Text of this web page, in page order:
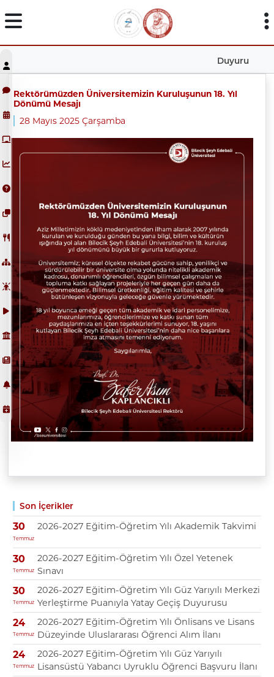
Duyuru
Son İçerikler
30
Temmuz
2026-2027 Eğitim-Öğretim Yılı Akademik Takvimi
30
Temmuz
2026-2027 Eğitim-Öğretim Yılı Özel Yetenek
Sınavı
30
Temmuz
2026-2027 Eğitim-Öğretim Yılı Güz Yarıyılı Merkezi
Yerleştirme Puanıyla Yatay Geçiş Duyurusu
24
Temmuz
2026-2027 Eğitim-Öğretim Yılı Önlisans ve Lisans
Düzeyinde Uluslararası Öğrenci Alım İlanı
24
Temmuz
2026-2027 Eğitim-Öğretim Yılı Güz Yarıyılı
Lisansüstü Yabancı Uyruklu Öğrenci Başvuru İlanı
Rektörümüzden Üniversitemizin Kuruluşunun 18. Yıl
Dönümü Mesajı
28 Mayıs 2025 Çarşamba